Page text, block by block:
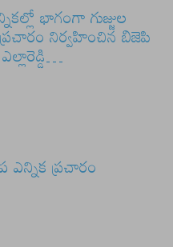
భాగంగా గుజ్జుల
నిర్వహించిన బిజెపి
ప్రచారం